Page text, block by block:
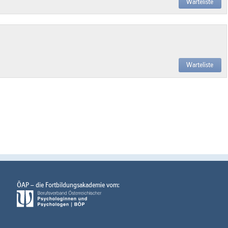
Warteliste
ÖAP – die Fortbildungsakademie vom: